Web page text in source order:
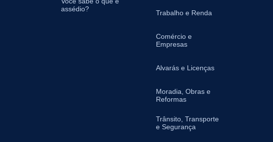
assédio?
Trabalho e Renda
Comércio e
Empresas
Alvarás e Licenças
Moradia, Obras e
Reformas
Trânsito, Transporte
e Segurança